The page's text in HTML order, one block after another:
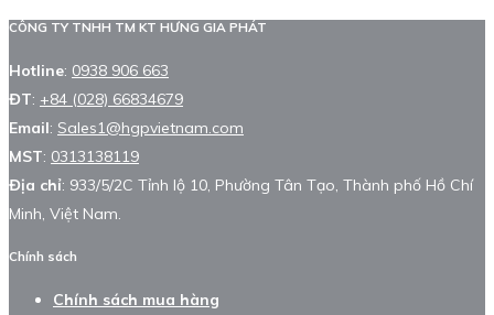
CÔNG TY TNHH TM KT HƯNG GIA PHÁT
Hotline: 0938 906 663
ĐT: +84 (028) 66834679
Email: Sales1@hgpvietnam.com
MST: 0313138119
Địa chỉ: 933/5/2C Tỉnh lộ 10, Phường Tân Tạo, Thành phố Hồ Chí
Minh, Việt Nam.
Chính sách
Chính sách mua hàng